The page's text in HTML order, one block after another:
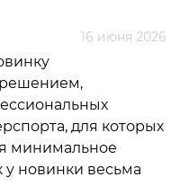
16 июня 2026
для которых
минимальное
у новинки весьма